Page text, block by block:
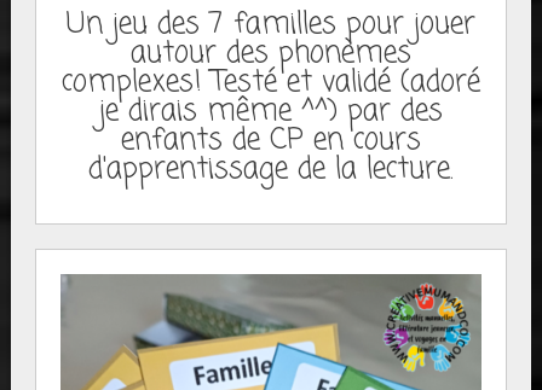
Un jeu des 7 familles pour jouer
autour des phonèmes
complexes! Testé et validé (adoré
je dirais même ^^) par des
enfants de CP en cours
d'apprentissage de la lecture.